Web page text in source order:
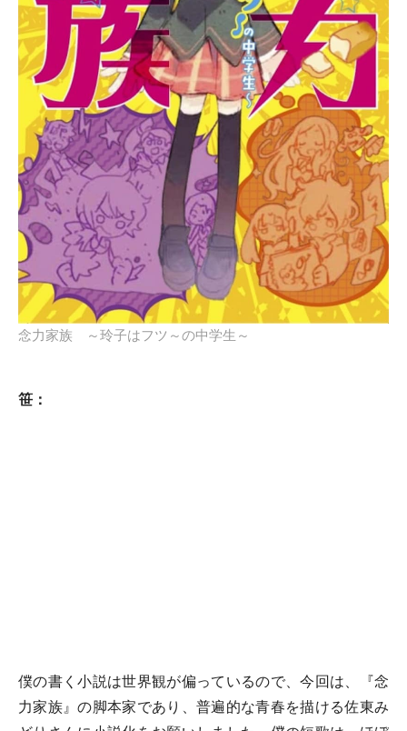
念力家族 ～玲子はフツ～の中学生～
笹：
僕の書く小説は世界観が偏っているので、今回は、『念
力家族』の脚本家であり、普遍的な青春を描ける佐東み